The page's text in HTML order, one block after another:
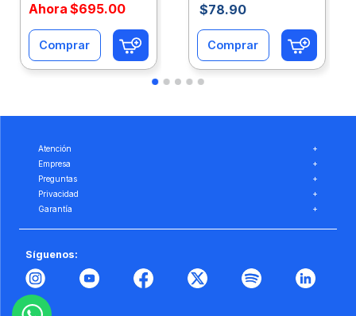
Ahora $695.00
Comprar
$78.90
Comprar
Atención
+
Empresa
+
Preguntas
+
Privacidad
+
Garantía
+
Síguenos: